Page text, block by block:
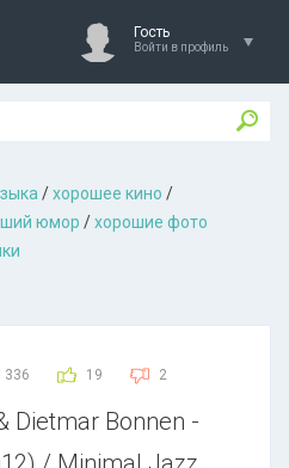
Гость
Войти в профиль
/хорошее кино /
юмор /хорошие фото
336 19 2
Dietmar Bonnen -